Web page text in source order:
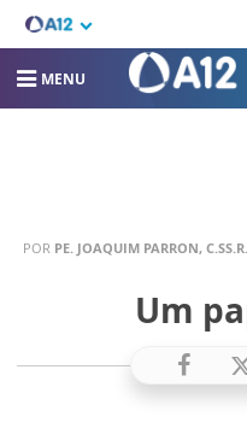
MENU
POR PE. JOAQUIM PARRON, C.SS.R.
Um